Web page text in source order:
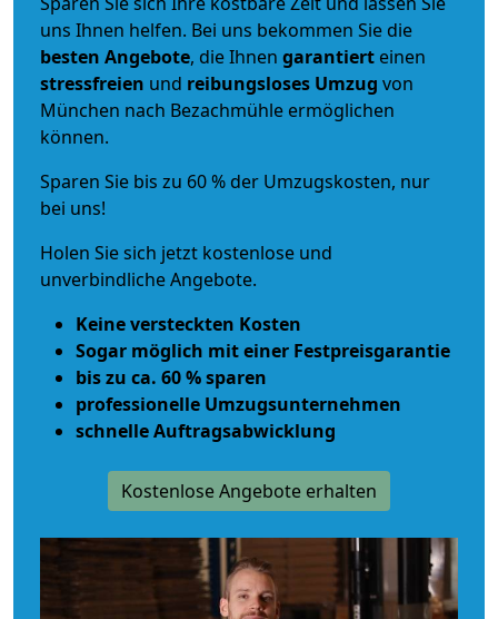
uns Ihnen helfen. Bei uns bekommen Sie die
besten Angebote, die Ihnen garantiert einen
stressfreien und reibungsloses Umzug von
München nach Bezachmühle ermöglichen
können.
Sparen Sie bis zu 60 % der Umzugskosten, nur
bei uns!
Holen Sie sich jetzt kostenlose und
unverbindliche Angebote.
Keine versteckten Kosten
Sogar möglich mit einer Festpreisgarantie
bis zu ca. 60 % sparen
professionelle Umzugsunternehmen
schnelle Auftragsabwicklung
Kostenlose Angebote erhalten